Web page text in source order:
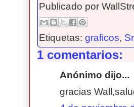
Publicado por
Etiquetas:graficos,
1 comentarios:
Anónimo dijo...
gracias